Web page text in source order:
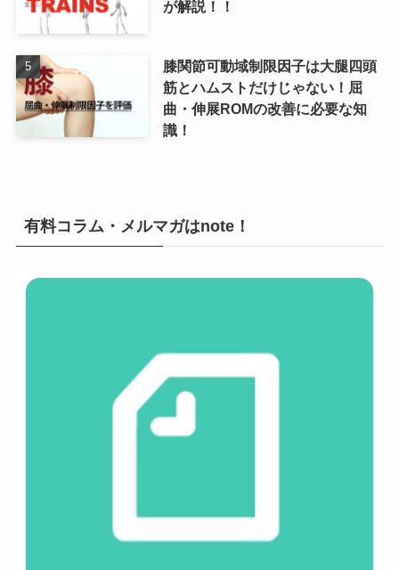
が解説！！
膝関節可動域制限因子は大腿四頭
筋とハムストだけじゃない！屈
曲・伸展ROMの改善に必要な知
識！
有料コラム・メルマガはnote！